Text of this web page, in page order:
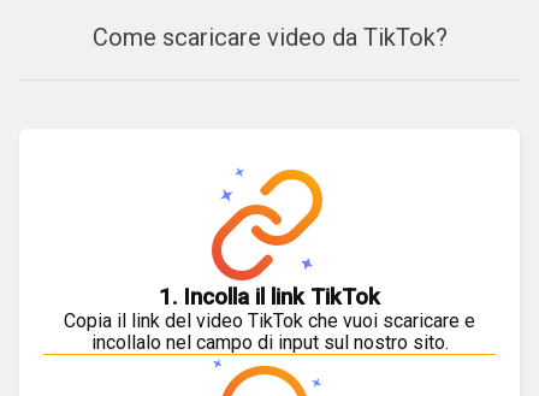
Come scaricare video da TikTok?
1. Incolla il link TikTok
Copia il link del video TikTok che vuoi scaricare e
incollalo nel campo di input sul nostro sito.